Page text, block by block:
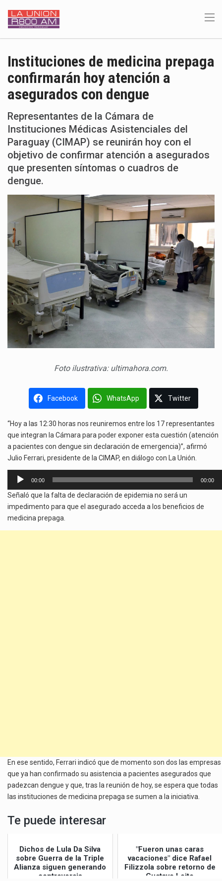
Instituciones de medicina prepaga
confirmarán hoy atención a
asegurados con dengue
Representantes de la Cámara de
Instituciones Médicas Asistenciales del
Paraguay (CIMAP) se reunirán hoy con el
objetivo de confirmar atención a asegurados
que presenten síntomas o cuadros de
dengue.
Foto ilustrativa: ultimahora.com.
Facebook WhatsApp Twitter
“Hoy a las 12:30 horas nos reuniremos entre los 17 representantes
que integran la Cámara para poder exponer esta cuestión (atención
a pacientes con dengue sin declaración de emergencia)”, afirmó
Julio Ferrari, presidente de la CIMAP, en diálogo con La Unión.
Reproductor
audio
00:00 00:00
Señaló que la falta de declaración de epidemia no será un
impedimento para que el asegurado acceda a los beneficios de
medicina prepaga.
En ese sentido, Ferrari indicó que de momento son dos las empresas
que ya han confirmado su asistencia a pacientes asegurados que
padezcan dengue y que, tras la reunión de hoy, se espera que todas
las instituciones de medicina prepaga se sumen a la iniciativa.
Te puede interesar
Dichos de Lula Da Silva
sobre Guerra de la Triple
Alianza siguen generando
controversia
"Fueron unas caras
vacaciones" dice Rafael
Filizzola sobre retorno de
Gustavo Leite